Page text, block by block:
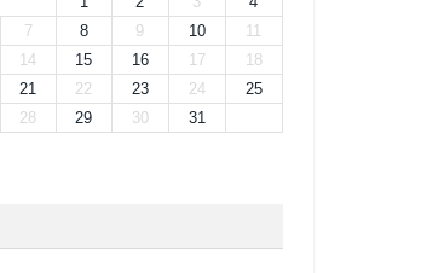
7 8 9 10
11
14 15 16 17
18
21 22 23 24
25
28 29 30 31